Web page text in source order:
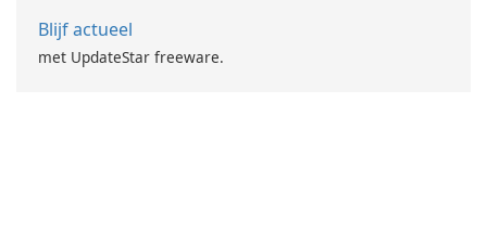
Blijf actueel
met UpdateStar freeware.